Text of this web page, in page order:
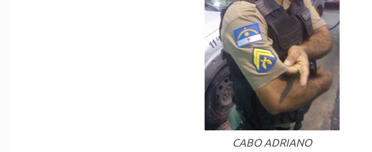
CABO ADRIANO